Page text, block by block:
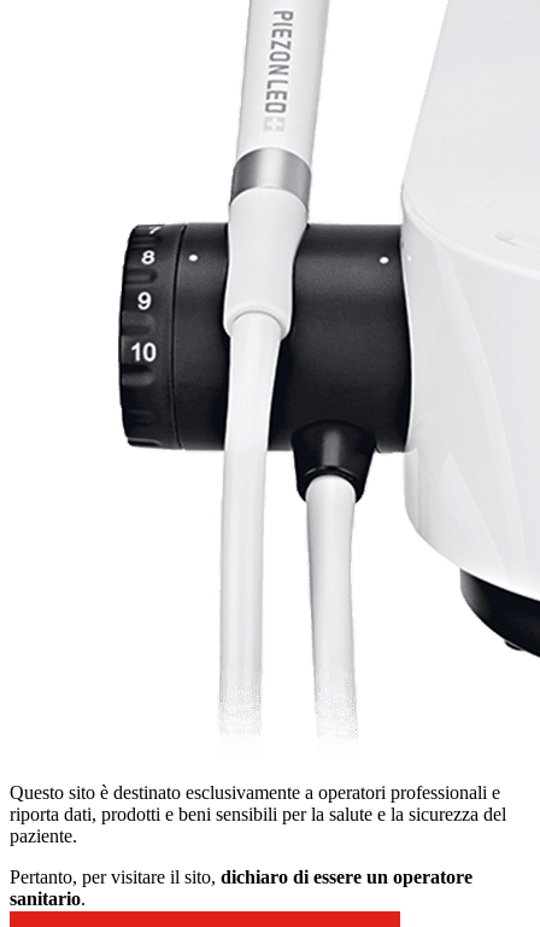
Questo sito è destinato esclusivamente a operatori professionali e
riporta dati, prodotti e beni sensibili per la salute e la sicurezza del
paziente.
Pertanto, per visitare il sito, dichiaro di essere un operatore
sanitario.